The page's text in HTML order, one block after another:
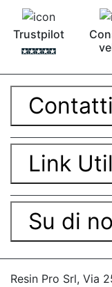
Trustpilot
Contatti
Link
Su di
Resin Pro Srl, Via